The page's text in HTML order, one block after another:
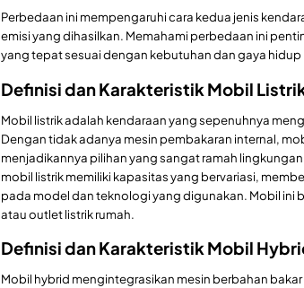
Perbedaan ini mempengaruhi cara kedua jenis
emisi yang dihasilkan. Memahami perbedaan ini
yang tepat sesuai dengan kebutuhan dan gaya hidup
Definisi dan Karakteristik Mobil
Mobil listrik adalah kendaraan yang sepenuhnya
Dengan tidak adanya mesin pembakaran internal,
menjadikannya pilihan yang sangat ramah
mobil listrik memiliki kapasitas yang bervariasi,
pada model dan teknologi yang digunakan. Mobil ini
atau outlet listrik rumah.
Definisi dan Karakteristik Mobil
Mobil hybrid mengintegrasikan mesin berbahan